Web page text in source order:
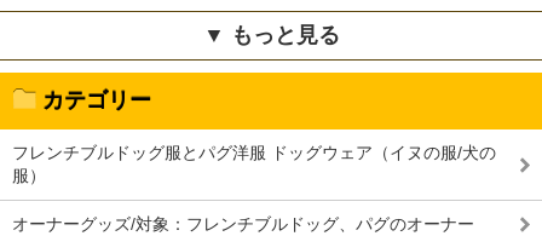
▼ もっと見る
カテゴリー
フレンチブルドッグ服とパグ洋服 ドッグウェア（イヌの服/犬の
服）
オーナーグッズ/対象：フレンチブルドッグ、パグのオーナー